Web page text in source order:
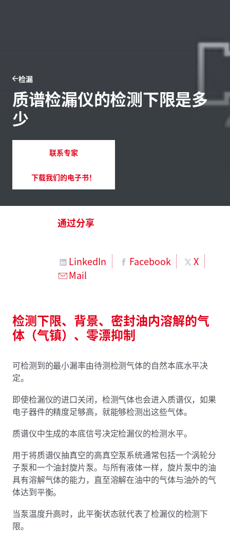
检漏
质谱检漏仪的检测下限是多
少
联系专家
下载我们的电子书！
通过分享
LinkedIn Facebook
X
Mail
检测下限、背景、密封油内溶解的气
体（气镇）、零漂抑制
可检测到的最小漏率由待测检测气体的自然本底水平决
定。
即使检漏仪的进口关闭，检测气体也会进入质谱仪，如果
电子器件的精度足够高，就能够检测出这些气体。
质谱仪中生成的本底信号决定检漏仪的检测水平。
用于将质谱仪抽真空的高真空泵系统通常包括一个涡轮分
子泵和一个油封旋片泵。与所有液体一样，旋片泵中的油
具有溶解气体的能力，直至溶解在油中的气体与油外的气
体达到平衡。
当泵温度升高时，此平衡状态就代表了检漏仪的检测下
限。